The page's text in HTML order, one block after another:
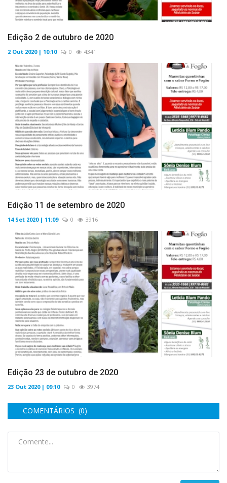
Edição 2 de outubro de 2020
2 Out 2020 | 10:10 0 4341
Edição 11 de setembro de 2020
14 Set 2020 | 11:09 0 3916
Edição 23 de outubro de 2020
23 Out 2020 | 09:10 0 3974
COMENTÁRIOS (0)